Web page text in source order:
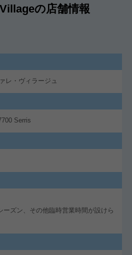
の店舗情報
レ・ヴィラージュ
Serris
ズン、その他臨時営業時間が設けら